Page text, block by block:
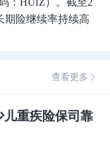
期险继续率持续高
查看更多
重疾险保司靠